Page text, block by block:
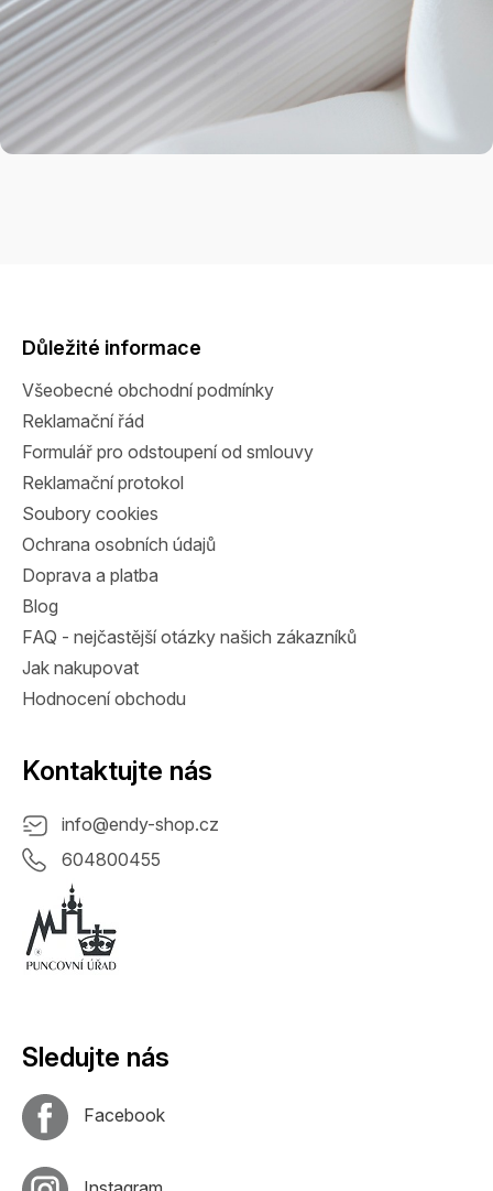
Důležité informace
Všeobecné obchodní podmínky
Reklamační řád
Formulář pro odstoupení od smlouvy
Reklamační protokol
Soubory cookies
Ochrana osobních údajů
Doprava a platba
Blog
FAQ - nejčastější otázky našich zákazníků
Jak nakupovat
Hodnocení obchodu
Kontaktujte nás
info@endy-shop.cz
604800455
Sledujte nás
Facebook